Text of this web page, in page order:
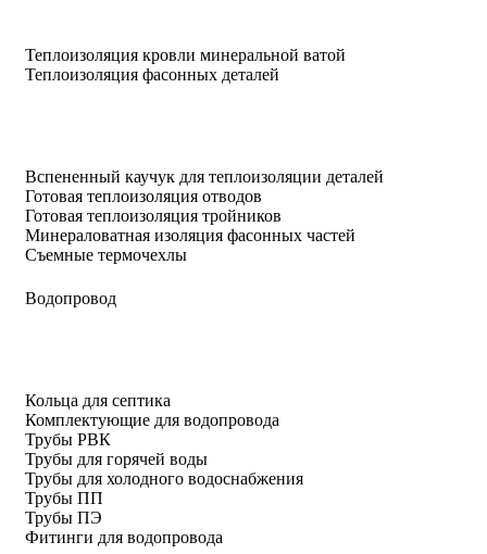
Теплоизоляция кровли минеральной ватой
Теплоизоляция фасонных деталей
Вспененный каучук для теплоизоляции деталей
Готовая теплоизоляция отводов
Готовая теплоизоляция тройников
Минераловатная изоляция фасонных частей
Съемные термочехлы
Водопровод
Кольца для септика
Комплектующие для водопровода
Трубы РВК
Трубы для горячей воды
Трубы для холодного водоснабжения
Трубы ПП
Трубы ПЭ
Фитинги для водопровода